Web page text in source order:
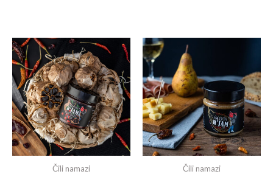
Čili namazi Čili namazi